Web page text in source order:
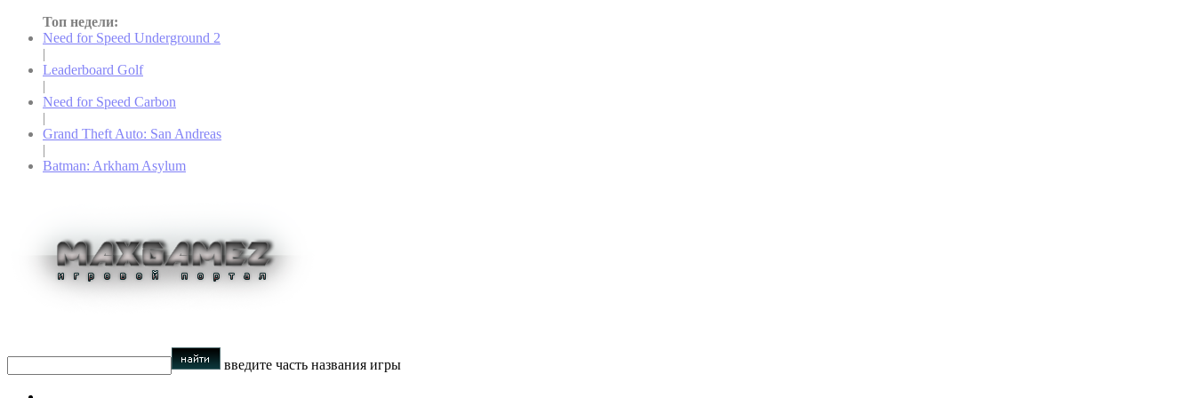
Топ недели:
Need for Speed Underground 2
|
Leaderboard Golf
|
Need for Speed Carbon
|
Grand Theft Auto: San Andreas
|
Batman: Arkham Asylum
введите часть названия игры